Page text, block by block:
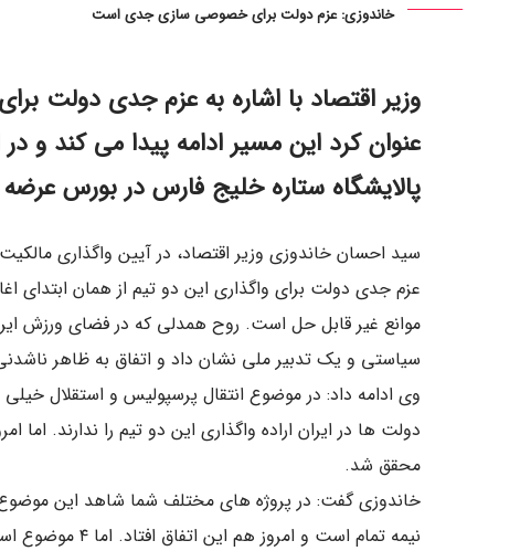
خاندوزی: عزم دولت برای خصوصی سازی جدی است
وزیر اقتصاد با اشاره به عزم جدی دولت
عنوان کرد این مسیر ادامه پیدا می کند
پالایشگاه ستاره خلیج فارس در بورس
سید احسان خاندوزی وزیر اقتصاد، در آیین واگذاری
عزم جدی دولت برای واگذاری این دو تیم از همان ابتدای
موانع غیر قابل حل است. روح همدلی که در فضای ورزش
سیاستی و یک تدبیر ملی نشان داد و اتفاق به ظاهر ناشدنی ۲۰ سال گذشته امروز تحقق یافته
وی ادامه داد: در موضوع انتقال پرسپولیس و استقلال
محقق شد.
خاندوزی گفت: در پروژه های مختلف شما شاهد این
نیمه تمام است و امروز هم این اتفاق افتاد. اما ۴ موضوع است که باید به ان اشاره شود: